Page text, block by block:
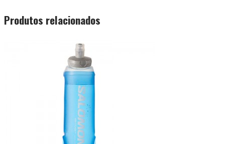
Produtos relacionados